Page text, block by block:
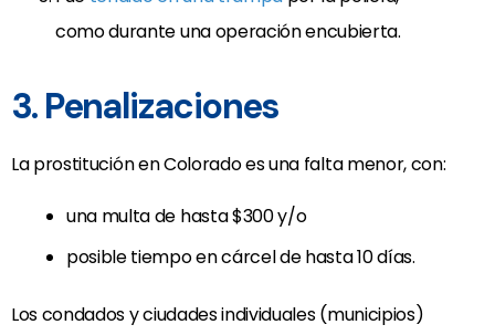
como durante una operación encubierta.
3. Penalizaciones
La prostitución en Colorado es una falta menor, con:
una multa de hasta $300 y/o
posible tiempo en cárcel de hasta 10 días.
Los condados y ciudades individuales (municipios)